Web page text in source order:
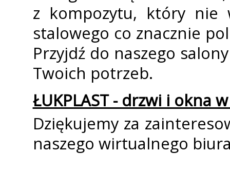
z kompozytu, który nie
stalowego co znacznie
Przyjdź do naszego
Twoich potrzeb.
ŁUKPLAST - drzwi i okna
Dziękujemy za
naszego wirtualnego